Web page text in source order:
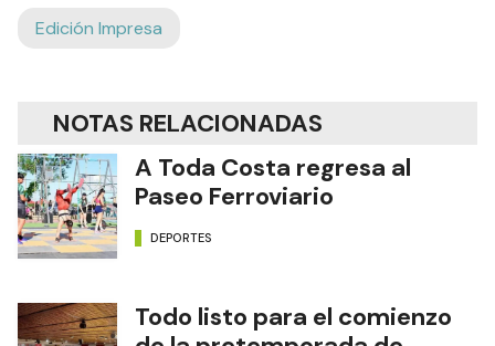
Edición Impresa
NOTAS RELACIONADAS
A Toda Costa regresa al
Paseo Ferroviario
DEPORTES
Todo listo para el comienzo